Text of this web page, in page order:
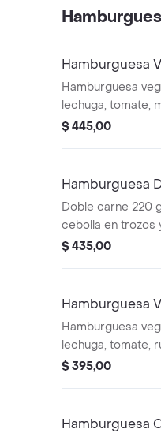
Hamburguesa
Hamburguesa
lechuga, tomate,
cocido.
$ 445,00
Hamburguesa
Doble carne 220
cebolla en trozos
$ 435,00
Hamburguesa
Hamburguesa
lechuga, tomate,
caramelizada.
$ 395,00
Hamburguesa